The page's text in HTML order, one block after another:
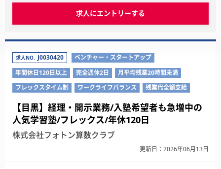
求人にエントリーする
求人NO. J0030420
ベンチャー・スタートアップ
年間休日120日以上
完全週休2日
月平均残業20時間未満
フレックスタイム制
ワークライフバランス 残業代全額支給
【目黒】経理・開示業務/入塾希望者も急増中の
人気学習塾/フレックス/年休120日
株式会社フォトン算数クラブ
更新日：2026年06月13日